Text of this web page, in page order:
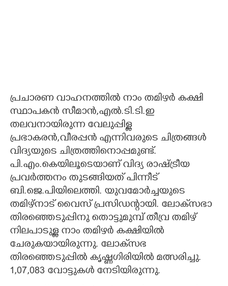
പ്രചാരണ വാഹനത്തിൽ നാം തമിഴ‌ർ കക്ഷി
സ്ഥാപകൻ സീമാൻ,എൽ.ടി.ടി.ഇ
തലവനായിരുന്ന വേലുപ്പിള്ള
പ്രഭാകരൻ,വീരപ്പൻ എന്നിവരുടെ ചിത്രങ്ങൾ
വിദ്യയുടെ ചിത്രത്തിനൊപ്പമുണ്ട്.
പി.എം.കെയിലൂടെയാണ് വിദ്യ രാഷ്ട്രീയ
പ്രവർത്തനം തുടങ്ങിയത് പിന്നീട്
ബി.ജെ.പിയിലെത്തി. യുവമോർച്ചയുടെ
തമിഴ്നാട് വൈസ് പ്രസിഡന്റായി. ലോക്‌സഭാ
തിരഞ്ഞെടുപ്പിനു തൊട്ടുമുമ്പ് തീവ്ര തമിഴ്
നിലപാടുള്ള നാം തമിഴർ കക്ഷിയിൽ
ചേരുകയായിരുന്നു. ലോക്‌സഭ
തിരഞ്ഞെടുപ്പിൽ കൃഷ്ണഗിരിയിൽ മത്സരിച്ചു.
1,07,083 വോട്ടുകൾ നേടിയിരുന്നു.